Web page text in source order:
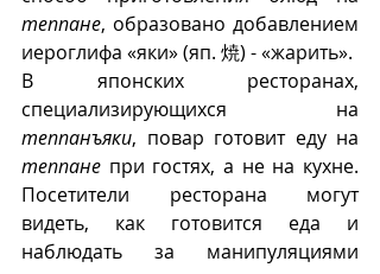
теппане, образовано добавлением
иероглифа «яки» (яп. 焼) - «жарить».
В японских ресторанах,
теппанъяки
теппане при гостях, а не на кухне.
Посетители ресторана могут
видеть, как готовится еда и
наблюдать за манипуляциями